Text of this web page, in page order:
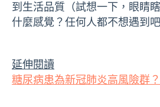
到生活品質（試想一下，眼睛
什麼感覺？任何人都不想遇到吧
延伸閱讀
糖尿病患為新冠肺炎高風險群